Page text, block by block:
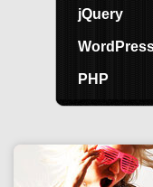
jQuery
PHP